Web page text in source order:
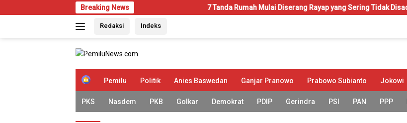
ke
Breaking News 7 Tanda Rumah Mulai Diserang Rayap yang Sering Tidak Disadari
Redaksi Indeks
H
m
e
Pemilu Politik Anies Baswedan Ganjar Pranowo Prabowo Subianto Jokowi
PKS Nasdem PKB Golkar Demokrat PDIP Gerindra PSI PAN PPP